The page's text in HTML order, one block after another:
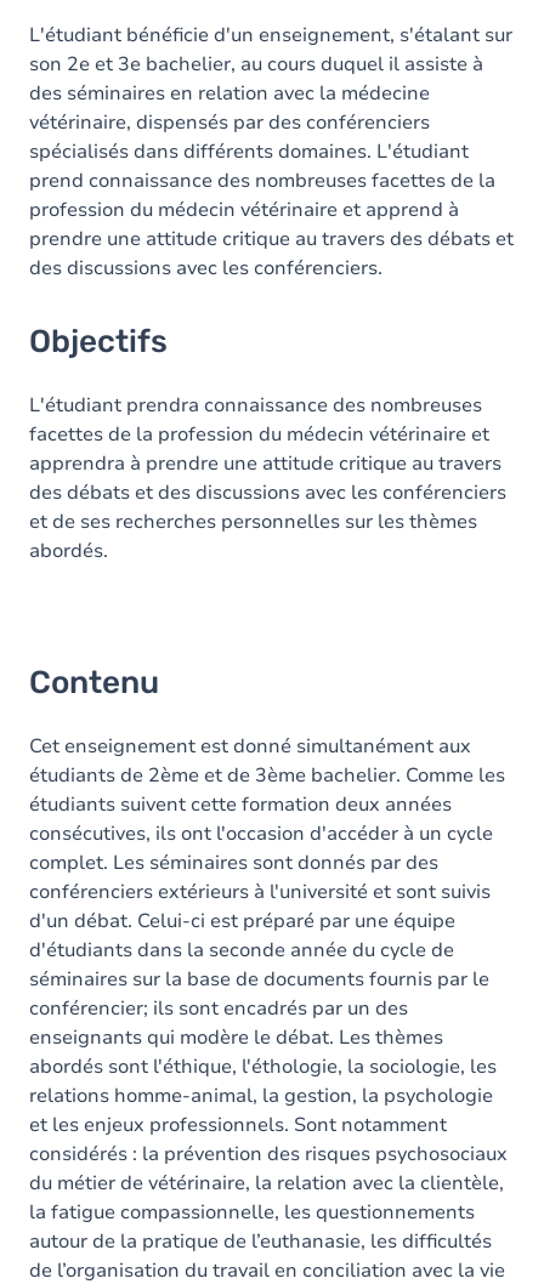
Contenu
L'étudiant bénéficie d'un enseignement, s'étalant sur
son 2e et 3e bachelier, au cours duquel il assiste à
des séminaires en relation avec la médecine
vétérinaire, dispensés par des conférenciers
spécialisés dans différents domaines. L'étudiant
prend connaissance des nombreuses facettes de la
profession du médecin vétérinaire et apprend à
prendre une attitude critique au travers des débats et
des discussions avec les conférenciers.
Objectifs
L'étudiant prendra connaissance des nombreuses
facettes de la profession du médecin vétérinaire et
apprendra à prendre une attitude critique au travers
des débats et des discussions avec les conférenciers
et de ses recherches personnelles sur les thèmes
abordés.
Contenu
Cet enseignement est donné simultanément aux
étudiants de 2ème et de 3ème bachelier. Comme les
étudiants suivent cette formation deux années
consécutives, ils ont l'occasion d'accéder à un cycle
complet. Les séminaires sont donnés par des
conférenciers extérieurs à l'université et sont suivis
d'un débat. Celui-ci est préparé par une équipe
d'étudiants dans la seconde année du cycle de
séminaires sur la base de documents fournis par le
conférencier; ils sont encadrés par un des
enseignants qui modère le débat. Les thèmes
abordés sont l'éthique, l'éthologie, la sociologie, les
relations homme-animal, la gestion, la psychologie
et les enjeux professionnels. Sont notamment
considérés : la prévention des risques psychosociaux
du métier de vétérinaire, la relation avec la clientèle,
la fatigue compassionnelle, les questionnements
autour de la pratique de l’euthanasie, les difficultés
de l’organisation du travail en conciliation avec la vie